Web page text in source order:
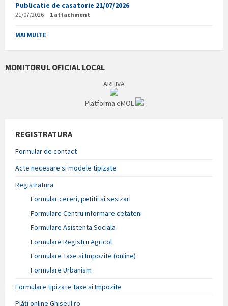
Publicatie de casatorie 21/07/2026
21/07/2026 1 attachment
MAI MULTE
MONITORUL OFICIAL LOCAL
ARHIVA
Platforma eMOL
REGISTRATURA
Formular de contact
Acte necesare si modele tipizate
Registratura
Formular cereri, petitii si sesizari
Formulare Centru informare cetateni
Formulare Asistenta Sociala
Formulare Registru Agricol
Formulare Taxe si Impozite (online)
Formulare Urbanism
Formulare tipizate Taxe si Impozite
Plăți online Ghiseul.ro